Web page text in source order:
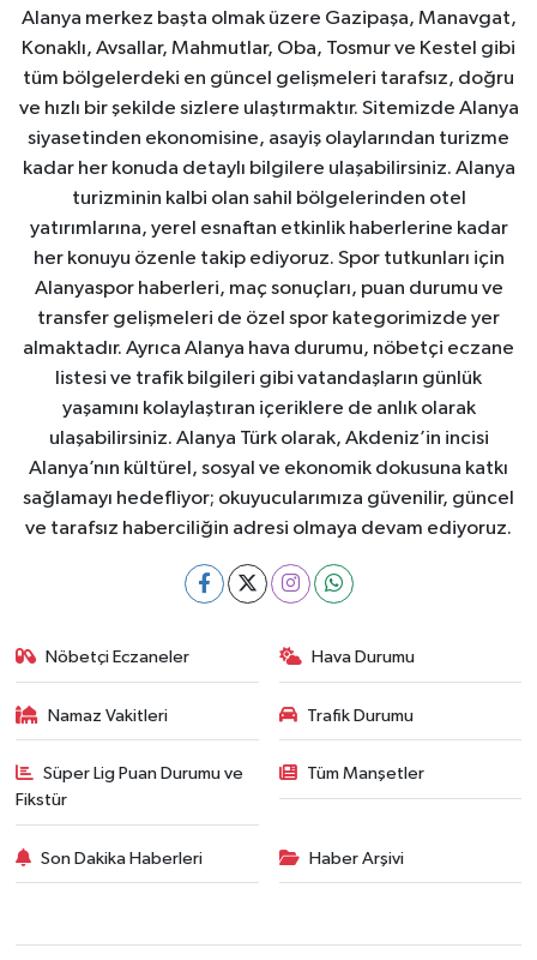
Alanya merkez başta olmak üzere Gazipaşa, Manavgat,
Konaklı, Avsallar, Mahmutlar, Oba, Tosmur ve Kestel gibi
tüm bölgelerdeki en güncel gelişmeleri tarafsız, doğru
ve hızlı bir şekilde sizlere ulaştırmaktır. Sitemizde Alanya
siyasetinden ekonomisine, asayiş olaylarından turizme
kadar her konuda detaylı bilgilere ulaşabilirsiniz. Alanya
turizminin kalbi olan sahil bölgelerinden otel
yatırımlarına, yerel esnaftan etkinlik haberlerine kadar
her konuyu özenle takip ediyoruz. Spor tutkunları için
Alanyaspor haberleri, maç sonuçları, puan durumu ve
transfer gelişmeleri de özel spor kategorimizde yer
almaktadır. Ayrıca Alanya hava durumu, nöbetçi eczane
listesi ve trafik bilgileri gibi vatandaşların günlük
yaşamını kolaylaştıran içeriklere de anlık olarak
ulaşabilirsiniz. Alanya Türk olarak, Akdeniz’in incisi
Alanya’nın kültürel, sosyal ve ekonomik dokusuna katkı
sağlamayı hedefliyor; okuyucularımıza güvenilir, güncel
ve tarafsız haberciliğin adresi olmaya devam ediyoruz.
Nöbetçi Eczaneler Hava Durumu
Namaz Vakitleri Trafik Durumu
Süper Lig Puan Durumu ve
Fikstür
Tüm Manşetler
Son Dakika Haberleri Haber Arşivi